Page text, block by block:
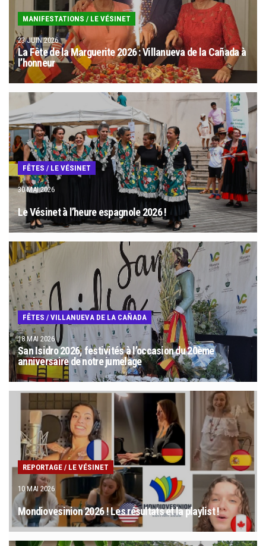
MANIFESTATIONS / LE VÉSINET
23 JUIN 2026
La Fête de la Marguerite 2026 : Villanueva de la Cañada à
l’honneur
FÊTES / LE VÉSINET
30 MAI 2026
Le Vésinet à l’heure espagnole 2026 !
FÊTES / VILLANUEVA DE LA CAÑADA
18 MAI 2026
San Isidro 2026, festivités à l’occasion du 20ème
anniversaire de notre jumelage
REPORTAGE / LE VÉSINET
10 MAI 2026
Mondiovesinion 2026 ! Les résultats et la playlist !